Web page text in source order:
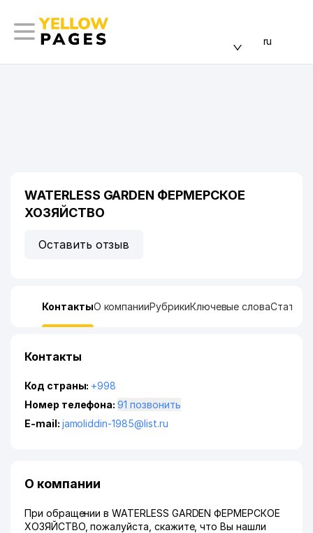
ru
WATERLESS GARDEN ФЕРМЕРСКОЕ
ХОЗЯЙСТВО
Оставить отзыв
КонтактыО компанииРубрикиКлючевые слова
Контакты
Код страны: +998
Номер телефона:
91 позвонить
E-mail: jamoliddin-1985@list.ru
О компании
При обращении в WATERLESS GARDEN ФЕРМЕРСКОЕ
ХОЗЯЙСТВО, пожалуйста, скажите, что Вы нашли